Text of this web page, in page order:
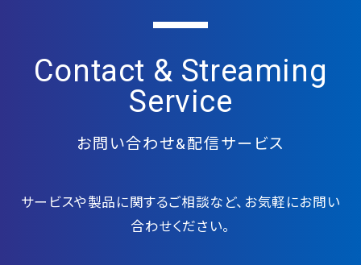
Contact & Streaming
Service
お問い合わせ&配信サービス
サービスや製品に関するご相談など、お気軽にお問い
合わせください。